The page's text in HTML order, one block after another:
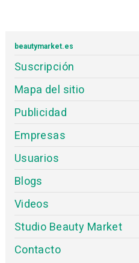
beautymarket.es
Suscripción
Mapa del sitio
Publicidad
Empresas
Usuarios
Blogs
Videos
Studio Beauty Market
Contacto